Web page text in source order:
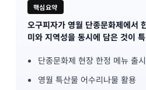
핵심요약
기
오구피자가 영월 단종문화제에서
미와 지역성을 동시에 담은 것이
단종문화제 현장 한정 메뉴 출시
영월 특산물 어수리나물 활용